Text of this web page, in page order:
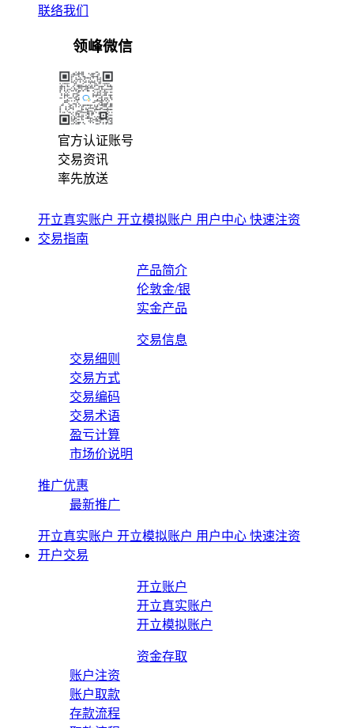
联络我们
领峰微信
官方认证账号
交易资讯
率先放送
开立真实账户 开立模拟账户 用户中心 快速注资
交易指南
产品简介
伦敦金/银
实金产品
交易信息
交易细则
交易方式
交易编码
交易术语
盈亏计算
市场价说明
推广优惠
最新推广
开立真实账户 开立模拟账户 用户中心 快速注资
开户交易
开立账户
开立真实账户
开立模拟账户
资金存取
账户注资
账户取款
存款流程